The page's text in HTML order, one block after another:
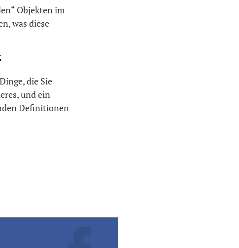
Objekten im
was diese
die Sie
und ein
Definitionen